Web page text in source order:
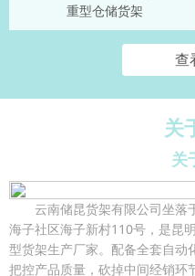
重型仓储货架
查
关
关
云南储昆货架有限公司坐落
海子社区海子新村110号，是昆
型货架生产厂家。配备全套自动
把控产品质量，砍掉中间经销环